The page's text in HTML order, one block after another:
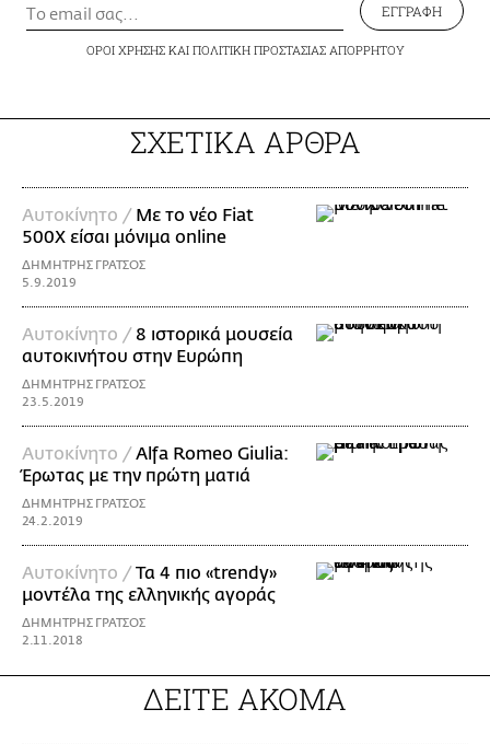
ΕΓΓΡΑΦΗ
ΟΡΟΙ ΧΡΗΣΗΣΚΑΙ ΠΟΛΙΤΙΚΗ ΠΡΟΣΤΑΣΙΑΣ ΑΠΟΡΡΗΤΟΥ
ΣΧΕΤΙΚΑ ΑΡΘΡΑ
Αυτοκίνητο / Με το νέο Fiat
500X είσαι μόνιμα online
ΔΗΜΗΤΡΗΣ ΓΡΑΤΣΟΣ
5.9.2019
Αυτοκίνητο / 8 ιστορικά μουσεία
αυτοκινήτου στην Ευρώπη
ΔΗΜΗΤΡΗΣ ΓΡΑΤΣΟΣ
23.5.2019
Αυτοκίνητο /Alfa Romeo Giulia:
Έρωτας με την πρώτη ματιά
ΔΗΜΗΤΡΗΣ ΓΡΑΤΣΟΣ
24.2.2019
Αυτοκίνητο /Τα 4 πιο «trendy»
μοντέλα της ελληνικής αγοράς
ΔΗΜΗΤΡΗΣ ΓΡΑΤΣΟΣ
2.11.2018
ΔΕΙΤΕ ΑΚΟΜΑ